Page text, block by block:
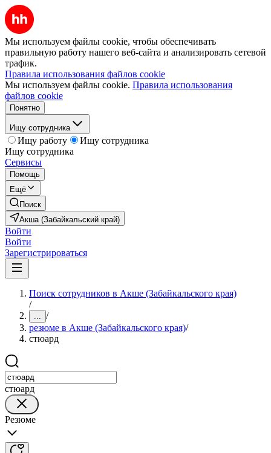
Мы используем файлы cookie, чтобы обеспечивать
правильную работу нашего веб-сайта и анализировать сетевой
трафик.
Правила использования файлов cookie
Мы используем файлы cookie. Правила использования
файлов cookie
Понятно
Ищу сотрудника
Ищу работу
Ищу сотрудника
Ищу сотрудника
Сервисы
Помощь
Ещё
Поиск
Акша (Забайкальский край)
Войти
Войти
Зарегистрироваться
Поиск сотрудников в Акше (Забайкальского края)
/
... /
резюме в Акше (Забайкальского края)/
стюард
стюард
Резюме